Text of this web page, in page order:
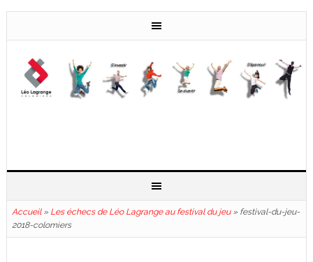
Accueil» Les échecs de Léo Lagrange au festival du jeu» festival-du-jeu-
2018-colomiers